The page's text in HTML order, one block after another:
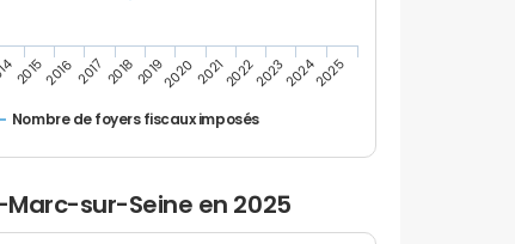
Nombre de foyers fiscaux imposés
20152016 2017 20182019202020212022202320242025
sur-Seine en 2025